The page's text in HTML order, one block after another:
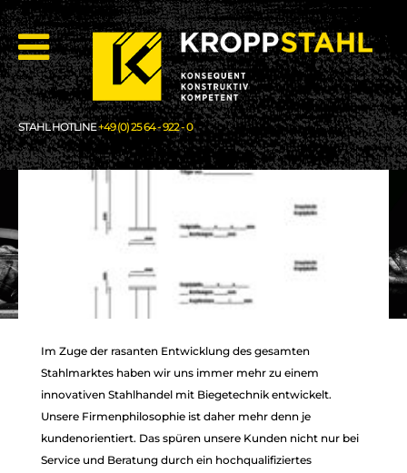
STAHL HOTLINE+49 (0) 25 64 - 922 - 0
Im Zuge der rasanten Entwicklung des gesamten
Stahlmarktes haben wir uns immer mehr zu einem
innovativen Stahlhandel mit Biegetechnik entwickelt.
Unsere Firmenphilosophie ist daher mehr denn je
kundenorientiert. Das spüren unsere Kunden nicht nur bei
Service und Beratung durch ein hochqualifiziertes